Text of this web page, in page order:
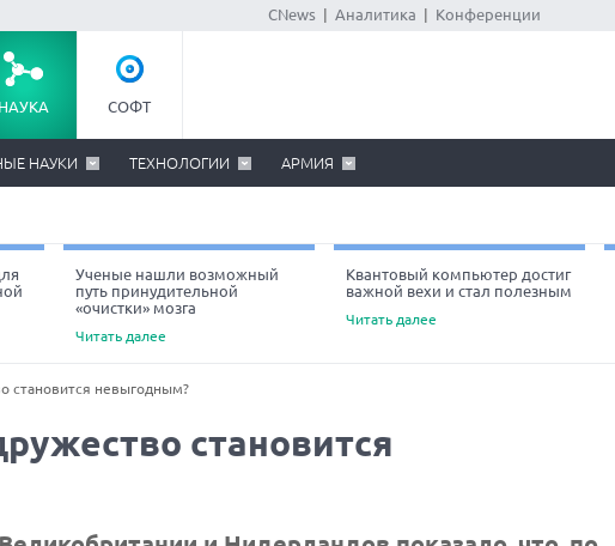
CNews Аналитика Конференции
НАУКА СОФТ
НАУКИ ТЕХНОЛОГИИ АРМИЯ
Ученые нашли возможный
путь принудительной
«очистки» мозга
Читать далее
Квантовый компьютер достиг
важной вехи и стал полезным
Читать далее
становится невыгодным?
становится